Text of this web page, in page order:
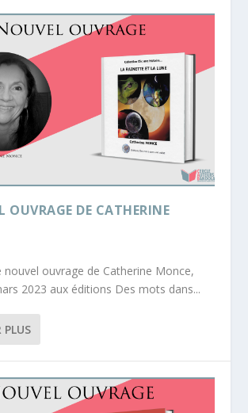
OUVRAGE DE CATHERINE
nouvel ouvrage de Catherine Monce,
2023 aux éditions Des mots dans...
PLUS